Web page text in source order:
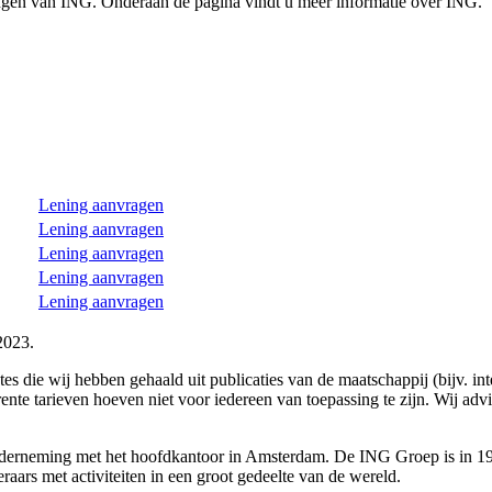
Lening aanvragen
Lening aanvragen
Lening aanvragen
Lening aanvragen
Lening aanvragen
die wij hebben gehaald uit publicaties van de maatschappij (bijv.
tarieven hoeven niet voor iedereen van toepassing te zijn. Wij
met het hoofdkantoor in Amsterdam. De ING Groep is in
met activiteiten in een groot gedeelte van de wereld.